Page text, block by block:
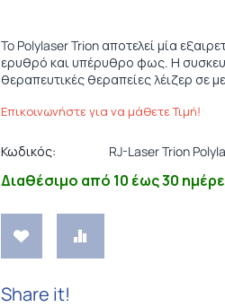
To Polylaser Trion αποτελεί μία
ερυθρό και υπέρυθρο φως. Η
θεραπευτικές θεραπείες λέιζερ σε
Επικοινωνήστε για να μάθετε Τιμή!
Κωδικός: RJ-Laser Trion
Διαθέσιμο από 10 έως 30
Share it!